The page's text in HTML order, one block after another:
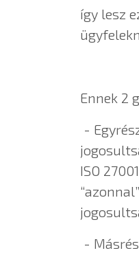
így lesz
Ennek 2
-
ISO
-